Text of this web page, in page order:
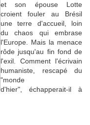
et son épouse Lotte
croient fouler au Brésil
une terre d'accueil, loin
du chaos qui embrase
l'Europe. Mais la menace
rôde jusqu'au fin fond de
l'exil. Comment l'écrivain
humaniste, rescapé du
"monde
d'hier", échapperait-il à